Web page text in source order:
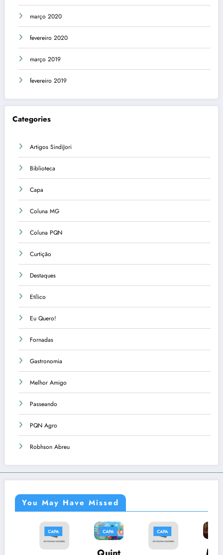
março 2020
fevereiro 2020
março 2019
fevereiro 2019
Categories
Artigos SindiJori
Biblioteca
Capa
Coluna MG
Coluna PQN
Curtição
Destaques
Etílico
Eu Quero!
Fornadas
Gastronomia
Melhor Amigo
Passeando
PQN Agro
Robhson Abreu
You May Have Missed
CAPA CAPA CAPA
Músi